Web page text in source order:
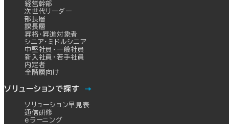
経営幹部
次世代リーダー
部長層
課長層
昇格・昇進対象者
シニア・ミドルシニア
中堅社員・一般社員
新入社員・若手社員
内定者
全階層向け
ソリューションで探す
ソリューション早見表
通信研修
eラーニング